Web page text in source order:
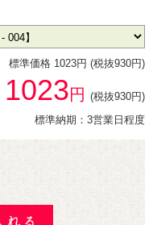
標準価格 1023円 (税抜930円)
1023円 (税抜930円)
標準納期：3営業日程度